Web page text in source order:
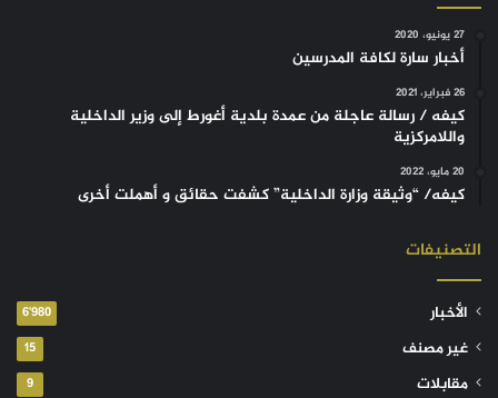
27 يونيو، 2020
أخبار سارة لكافة المدرسين
26 فبراير، 2021
كيفه / رسالة عاجلة من عمدة بلدية أغورط إلى وزير الداخلية
واللامركزية
20 مايو، 2022
كيفه/ “وثيقة وزارة الداخلية” كشفت حقائق و أهملت أخرى
التصنيفات
الأخبار 6٬980
غير مصنف 15
مقابلات 9